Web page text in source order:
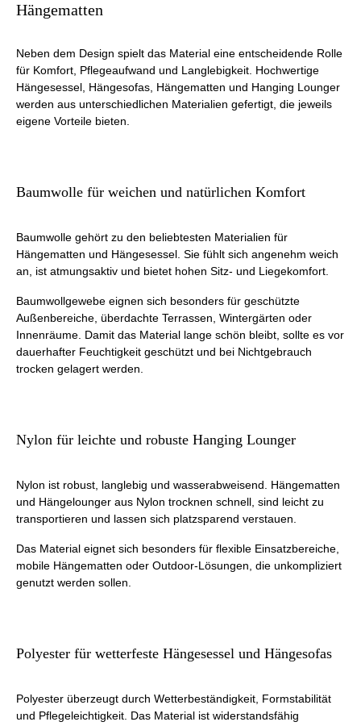
Hängematten
Neben dem Design spielt das Material eine entscheidende Rolle
für Komfort, Pflegeaufwand und Langlebigkeit. Hochwertige
Hängesessel, Hängesofas, Hängematten und Hanging Lounger
werden aus unterschiedlichen Materialien gefertigt, die jeweils
eigene Vorteile bieten.
Baumwolle für weichen und natürlichen Komfort
Baumwolle gehört zu den beliebtesten Materialien für
Hängematten und Hängesessel. Sie fühlt sich angenehm weich
an, ist atmungsaktiv und bietet hohen Sitz- und Liegekomfort.
Baumwollgewebe eignen sich besonders für geschützte
Außenbereiche, überdachte Terrassen, Wintergärten oder
Innenräume. Damit das Material lange schön bleibt, sollte es vor
dauerhafter Feuchtigkeit geschützt und bei Nichtgebrauch
trocken gelagert werden.
Nylon für leichte und robuste Hanging Lounger
Nylon ist robust, langlebig und wasserabweisend. Hängematten
und Hängelounger aus Nylon trocknen schnell, sind leicht zu
transportieren und lassen sich platzsparend verstauen.
Das Material eignet sich besonders für flexible Einsatzbereiche,
mobile Hängematten oder Outdoor-Lösungen, die unkompliziert
genutzt werden sollen.
Polyester für wetterfeste Hängesessel und Hängesofas
Polyester überzeugt durch Wetterbeständigkeit, Formstabilität
und Pflegeleichtigkeit. Das Material ist widerstandsfähig